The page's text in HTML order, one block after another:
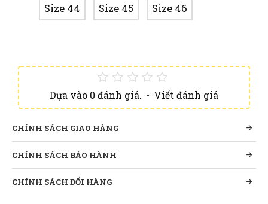
Dựa vào 0 đánh giá. - Viết đánh giá
Size 44 Size 45 Size 46
CHÍNH SÁCH GIAO HÀNG
CHÍNH SÁCH BẢO HÀNH
CHÍNH SÁCH ĐỔI HÀNG